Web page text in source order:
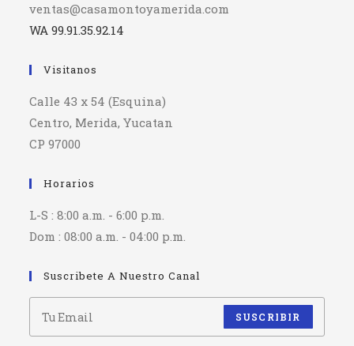
ventas@casamontoyamerida.com
WA 99.91.35.92.14
Visitanos
Calle 43 x 54 (Esquina)
Centro, Merida, Yucatan
CP 97000
Horarios
L-S : 8:00 a.m. - 6:00 p.m.
Dom : 08:00 a.m. - 04:00 p.m.
Suscribete A Nuestro Canal
SUSCRIBIR